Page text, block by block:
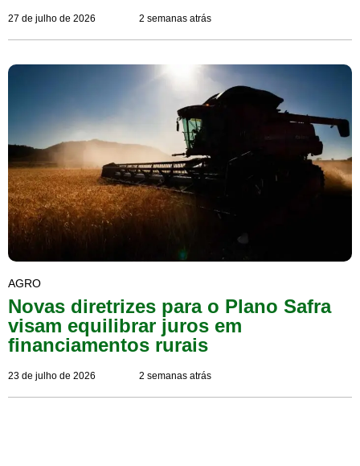
27 de julho de 2026 2 semanas atrás
AGRO
Novas diretrizes para o Plano Safra
visam equilibrar juros em
financiamentos rurais
23 de julho de 2026 2 semanas atrás